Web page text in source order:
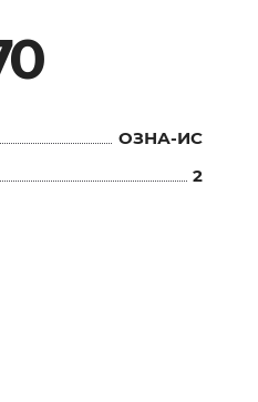
ОЗНА-ИС
2